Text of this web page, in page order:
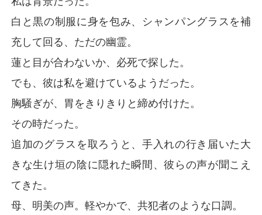
白と黒の制服に身を包み、シャンパングラスを補
充して回る、ただの幽霊。
蓮と目が合わないか、必死で探した。
でも、彼は私を避けているようだった。
胸騒ぎが、胃をきりきりと締め付けた。
その時だった。
追加のグラスを取ろうと、手入れの行き届いた大
きな生け垣の陰に隠れた瞬間、彼らの声が聞こえ
てきた。
母、明美の声。軽やかで、共犯者のような口調。